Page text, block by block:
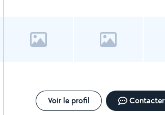
Voir le profil Contacter